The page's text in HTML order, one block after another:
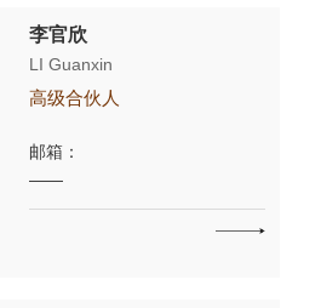
李官欣
LI Guanxin
高级合伙人
邮箱：
——